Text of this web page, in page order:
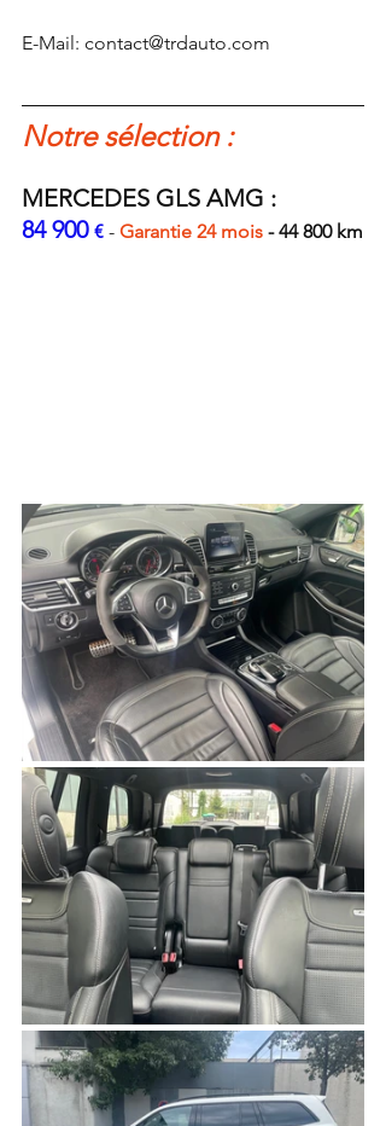
E-Mail: contact@trdauto.com
Notre sélection :
MERCEDES GLS AMG :
84 900 € - Garantie 24 mois - 44 800 km